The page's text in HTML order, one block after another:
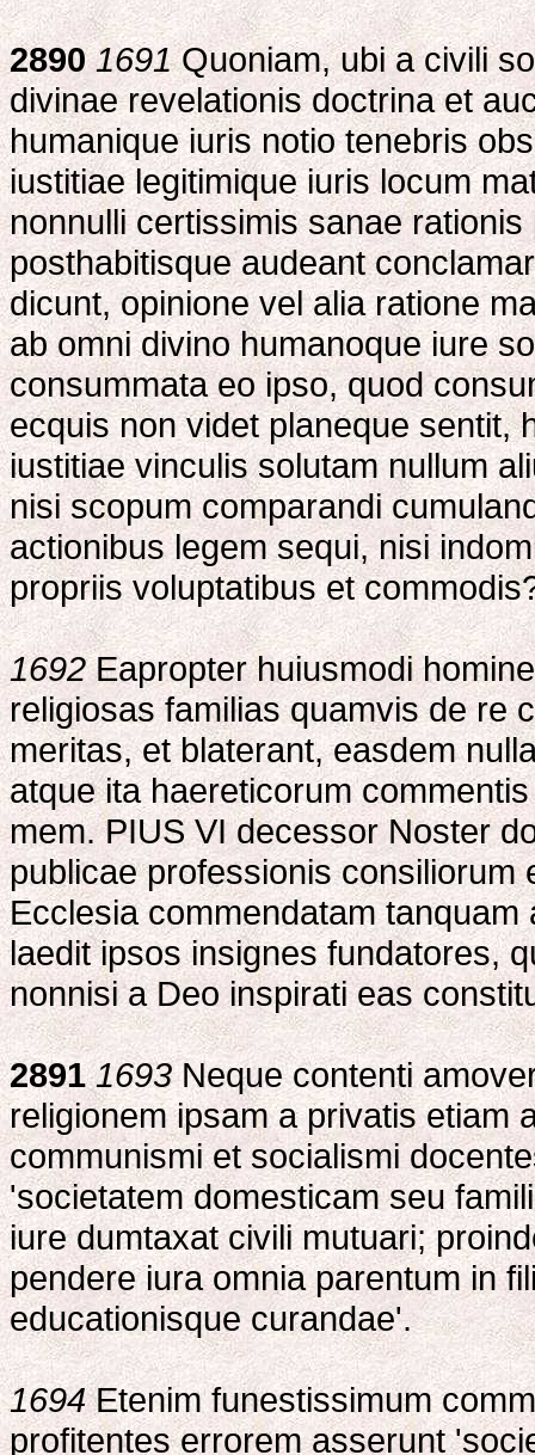
2890 1691Quoniam, ubi a civili
divinae revelationis doctrina et
humanique iuris notio tenebris
iustitiae legitimique iuris locum
nonnulli certissimis sanae
posthabitisque audeant
dicunt, opinione vel alia ratione
ab omni divino humanoque iure
consummata eo ipso, quod
ecquis non videt planeque sentit,
iustitiae vinculis solutam nullum
nisi scopum comparandi
actionibus legem sequi, nisi
propriis voluptatibus et
1692Eapropter huiusmodi
religiosas familias quamvis de re
meritas, et blaterant, easdem
atque ita haereticorum
mem. PIUS VI decessor Noster
publicae professionis consiliorum
Ecclesia commendatam
laedit ipsos insignes fundatores,
nonnisi a Deo inspirati eas
2891 1693Neque contenti
religionem ipsam a privatis etiam
communismi et socialismi
'societatem domesticam seu
iure dumtaxat civili mutuari;
pendere iura omnia parentum in
educationisque curandae'.
1694Etenim funestissimum
profitentes errorem asserunt